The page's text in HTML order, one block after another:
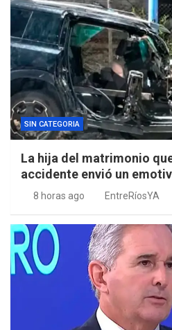
SIN CATEGORIA
La hija del matrimonio
accidente envió un
8 horas ago EntreRíosYA